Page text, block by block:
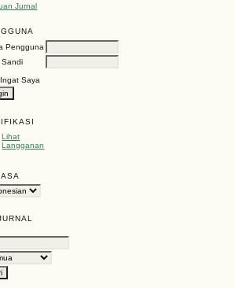
Jurnal
Pengguna
Sandi
Ingat Saya
Lihat
Langganan